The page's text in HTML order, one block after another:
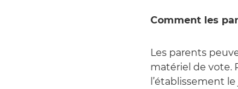
Comment les
Les parents
matériel de vote.
l’établissement